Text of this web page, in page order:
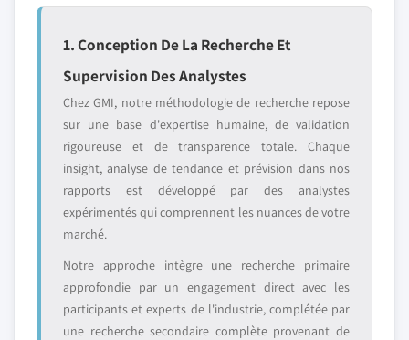
1. Conception De La Recherche Et
Supervision Des Analystes
Chez GMI, notre méthodologie de recherche repose
sur une base d'expertise humaine, de validation
rigoureuse et de transparence totale. Chaque
insight, analyse de tendance et prévision dans nos
rapports est développé par des analystes
expérimentés qui comprennent les nuances de votre
marché.
Notre approche intègre une recherche primaire
approfondie par un engagement direct avec les
participants et experts de l'industrie, complétée par
une recherche secondaire complète provenant de